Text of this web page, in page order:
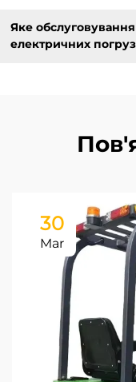
Яке
електричних
30
Mar